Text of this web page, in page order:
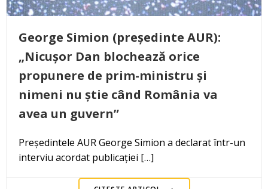
George Simion (președinte AUR):
„Nicușor Dan blochează orice
propunere de prim-ministru și
nimeni nu știe când România va
avea un guvern”
Președintele AUR George Simion a declarat într-un
interviu acordat publicației […]